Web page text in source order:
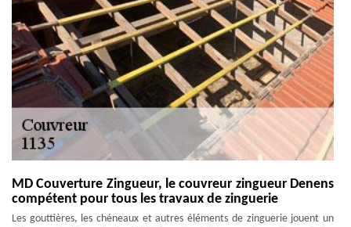
MD Couverture Zingueur, le couvreur zingueur Denens
compétent pour tous les travaux de zinguerie
Les gouttières, les chéneaux et autres éléments de zinguerie jouent un